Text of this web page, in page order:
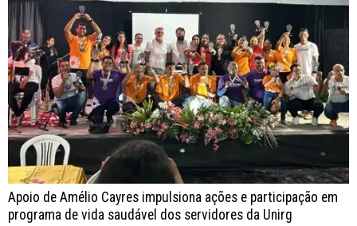
Apoio de Amélio Cayres impulsiona ações e participação em
programa de vida saudável dos servidores da Unirg